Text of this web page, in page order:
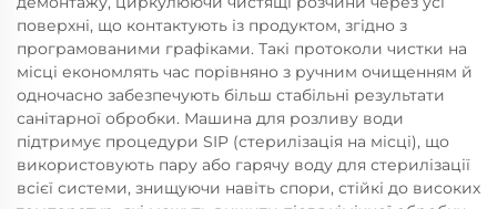
поверхні, що контактують із продуктом, згідно з
програмованими графіками. Такі протоколи чистки на
місці економлять час порівняно з ручним очищенням й
одночасно забезпечують більш стабільні результати
санітарної обробки. Машина для розливу води
підтримує процедури SIP (стерилізація на місці), що
використовують пару або гарячу воду для стерилізації
всієї системи, знищуючи навіть спори, стійкі до високих